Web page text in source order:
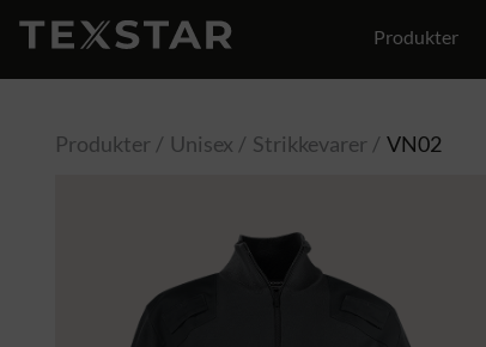
Produkter
Produkter Unisex Strikkevarer VN02